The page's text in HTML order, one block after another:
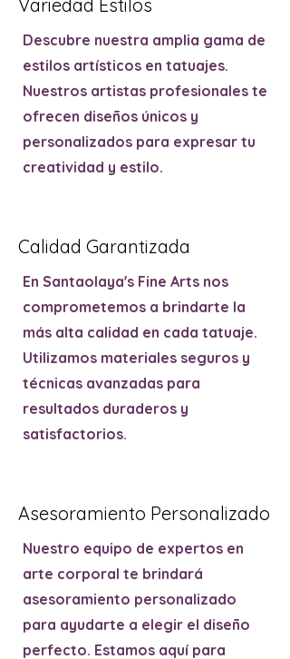
Variedad Estilos
Descubre nuestra amplia gama de
estilos artísticos en tatuajes.
Nuestros artistas profesionales te
ofrecen diseños únicos y
personalizados para expresar tu
creatividad y estilo.
Calidad Garantizada
En Santaolaya's Fine Arts nos
comprometemos a brindarte la
más alta calidad en cada tatuaje.
Utilizamos materiales seguros y
técnicas avanzadas para
resultados duraderos y
satisfactorios.
Asesoramiento Personalizado
Nuestro equipo de expertos en
arte corporal te brindará
asesoramiento personalizado
para ayudarte a elegir el diseño
perfecto. Estamos aquí para